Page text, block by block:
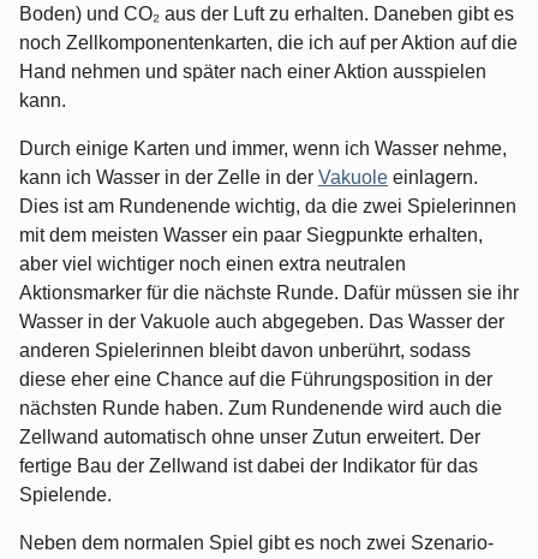
Boden) und CO₂ aus der Luft zu erhalten. Daneben gibt es
noch Zellkomponentenkarten, die ich auf per Aktion auf die
Hand nehmen und später nach einer Aktion ausspielen
kann.
Durch einige Karten und immer, wenn ich Wasser nehme,
kann ich Wasser in der Zelle in der Vakuole einlagern.
Dies ist am Rundenende wichtig, da die zwei Spielerinnen
mit dem meisten Wasser ein paar Siegpunkte erhalten,
aber viel wichtiger noch einen extra neutralen
Aktionsmarker für die nächste Runde. Dafür müssen sie ihr
Wasser in der Vakuole auch abgegeben. Das Wasser der
anderen Spielerinnen bleibt davon unberührt, sodass
diese eher eine Chance auf die Führungsposition in der
nächsten Runde haben. Zum Rundenende wird auch die
Zellwand automatisch ohne unser Zutun erweitert. Der
fertige Bau der Zellwand ist dabei der Indikator für das
Spielende.
Neben dem normalen Spiel gibt es noch zwei Szenario-